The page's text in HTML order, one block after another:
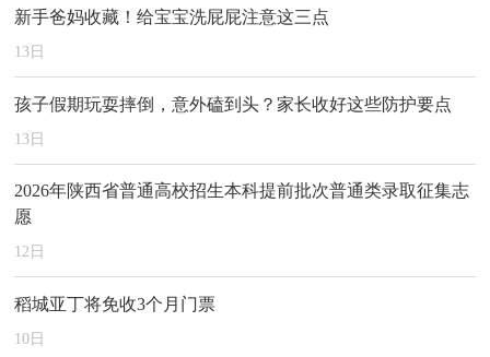
新手爸妈收藏！给宝宝洗屁屁注意这三点
13日
孩子假期玩耍摔倒，意外磕到头？家长收好这些防护要点
13日
2026年陕西省普通高校招生本科提前批次普通类录取征集志
愿
12 日
稻城亚丁将免收3个月门票
10日